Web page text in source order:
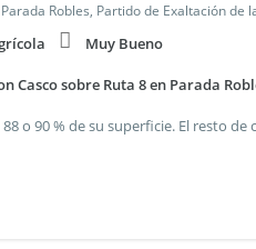
Robles, Partido de Exaltación de
Muy Bueno
Casco sobre Ruta 8 en Parada